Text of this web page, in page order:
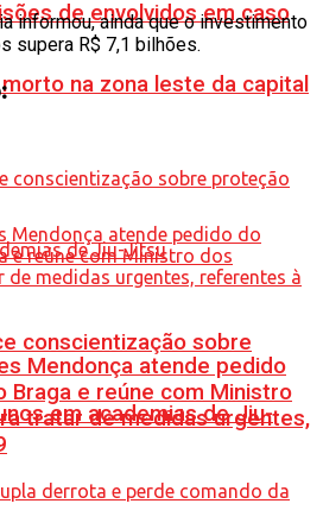
de envolvidos em caso
na zona leste da capital
conscientização sobre
em academias de Jiu-
informou, ainda que o investimento
supera R$ 7,1 bilhões.
Mendonça atende pedido
Braga e reúne com Ministro
tratar de medidas urgentes,